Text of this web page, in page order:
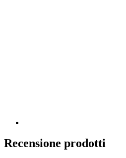
Recensione prodotti